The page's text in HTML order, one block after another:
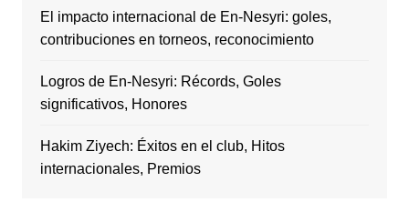
El impacto internacional de En-Nesyri: goles,
contribuciones en torneos, reconocimiento
Logros de En-Nesyri: Récords, Goles
significativos, Honores
Hakim Ziyech: Éxitos en el club, Hitos
internacionales, Premios